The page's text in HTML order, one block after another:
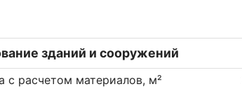
зданий и сооружений
с расчетом материалов, м²